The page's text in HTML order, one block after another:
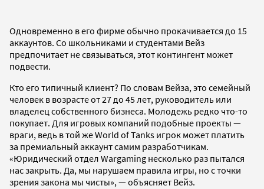
Одновременно в его фирме обычно прокачивается до 15
аккаунтов. Со школьниками и студентами Вейз
предпочитает не связываться, этот контингент может
подвести.
Кто его типичный клиент? По словам Вейза, это семейный
человек в возрасте от 27 до 45 лет, руководитель или
владелец собственного бизнеса. Молодежь редко что-то
покупает. Для игровых компаний подобные проекты —
враги, ведь в той же World of Tanks игрок может платить
за премиальный аккаунт самим разработчикам.
«Юридический отдел Wargaming несколько раз пытался
нас закрыть. Да, мы нарушаем правила игры, но с точки
зрения закона мы чисты», — объясняет Вейз.